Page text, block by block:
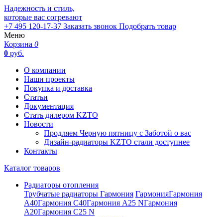
Надежность и стиль,
которые вас согревают
+7 495 120-17-37 Заказать звонок Подобрать товар
Меню
Корзина 0
0 руб.
О компании
Наши проекты
Покупка и доставка
Статьи
Документация
Стать дилером KZTO
Новости
Продляем Черную пятницу с Заботой о вас
Дизайн-радиаторы KZTO стали доступнее
Контакты
Каталог товаров
Радиаторы отопления
Трубчатые радиаторы Гармония ГармонияГармония
А40Гармония С40Гармония А25 NГармония
А20Гармония С25 N